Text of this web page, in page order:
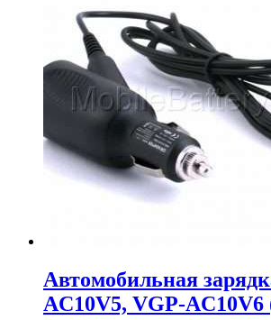
Автомобильная
AC10V5, VGP-AC10V6